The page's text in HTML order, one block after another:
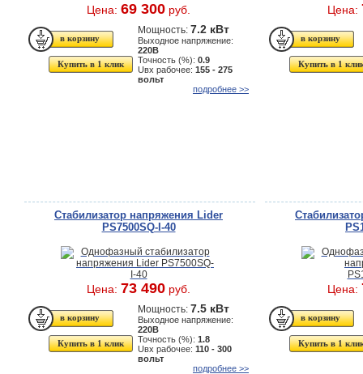
Цена: 69 300 руб.
Купить в 1 клик
Мощность: 7.2 кВт
Выходное напряжение:
220В
Точность (%): 0.9
Uвх рабочее: 155 - 275
вольт
подробнее >>
Цена:
Купить в 1
Стабилизатор напряжения Lider
PS7500SQ-I-40
Цена: 73 490 руб.
Купить в 1 клик
Мощность: 7.5 кВт
Выходное напряжение:
220В
Точность (%): 1.8
Uвх рабочее: 110 - 300
вольт
подробнее >>
Цена:
Купить в 1